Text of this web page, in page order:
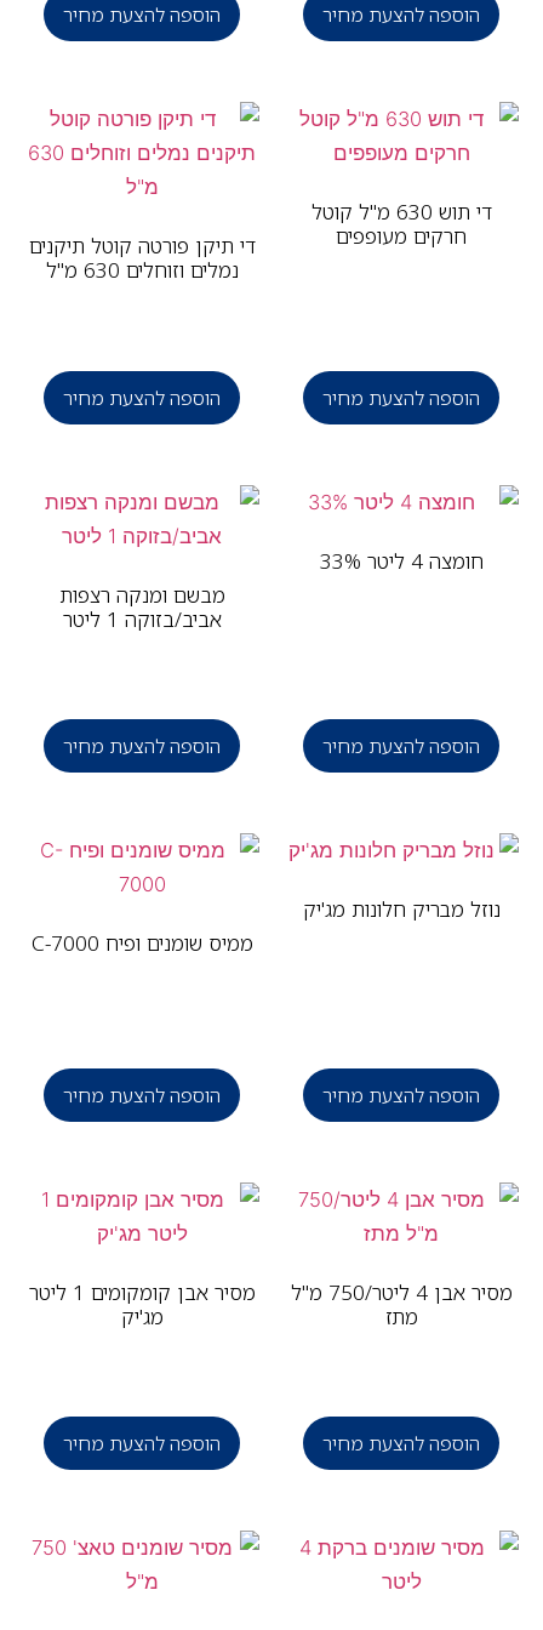
הוספה להצעת מחיר הוספה להצעת מחיר
די תוש 630 מ"ל קוטל
חרקים מעופפים
הוספה להצעת מחיר
די תיקן פורטה קוטל תיקנים
נמלים וזוחלים 630 מ"ל
הוספה להצעת מחיר
חומצה 4 ליטר 33%
הוספה להצעת מחיר
מבשם ומנקה רצפות
אביב/בזוקה 1 ליטר
הוספה להצעת מחיר
מבריק חלונות מג'יק
הוספה להצעת מחיר
ממיס שומנים ופיח C-7000
הוספה להצעת מחיר
מסיר אבן 4 ליטר/750 מ"ל
הוספה להצעת מחיר
מסיר אבן קומקומים 1 ליטר
הוספה להצעת מחיר